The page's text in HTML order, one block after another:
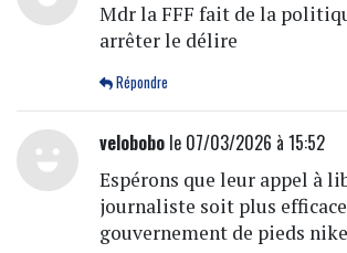
Mdr la FFF fait de la
arrêter le délire
Répondre
velobobole 07/03/2026 à 15:52
Espérons que leur appel à
journaliste soit plus
gouvernement de pieds